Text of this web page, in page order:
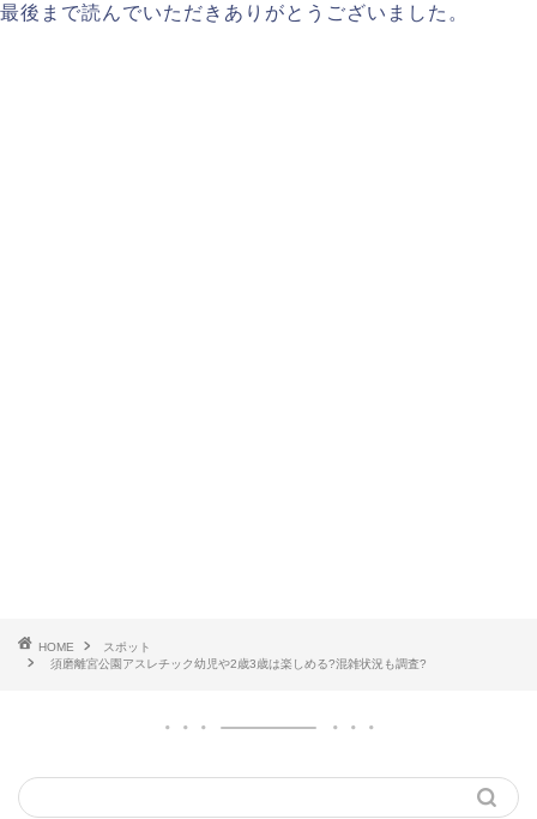
最後まで読んでいただきありがとうございました。
HOME
スポット
須磨離宮公園アスレチック幼児や2歳3歳は楽しめる?混雑状況も調査?